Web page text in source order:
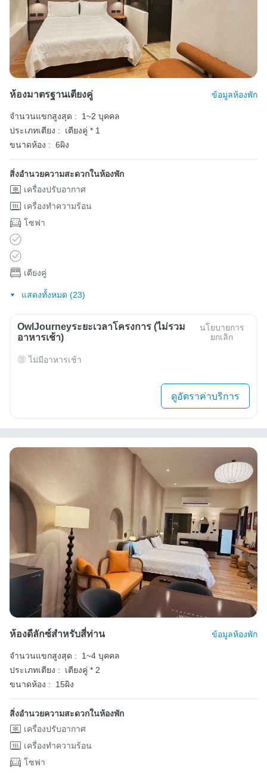
ห้องมาตรฐานเตียงคู่ ข้อมูลห้องพัก
จำนวนแขกสูงสุด :
1~2 บุคคล
ประเภทเตียง :
เตียงคู่ * 1
ขนาดห้อง : 6ผิง
สิ่งอำนวยความสะดวกในห้องพัก
เครื่องปรับอากาศ
เครื่องทำความร้อน
โซฟา
เตียงคู่
แสดงทั้งหมด (23)
OwlJourneyระยะเวลาโครงการ (ไม่รวม
อาหารเช้า)
นโยบายการ
ยกเลิก
ไม่มีอาหารเช้า
ดูอัตราค่าบริการ
ห้องดีลักซ์สำหรับสี่ท่าน ข้อมูลห้องพัก
จำนวนแขกสูงสุด :
1~4 บุคคล
ประเภทเตียง :
เตียงคู่ * 2
ขนาดห้อง :
15ผิง
สิ่งอำนวยความสะดวกในห้องพัก
เครื่องปรับอากาศ
เครื่องทำความร้อน
โซฟา